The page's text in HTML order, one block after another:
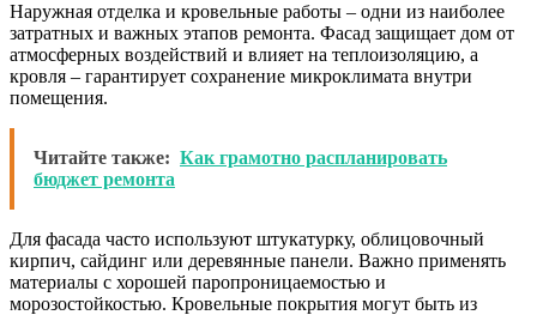
Наружная отделка и кровельные работы – одни из наиболее
затратных и важных этапов ремонта. Фасад защищает дом от
атмосферных воздействий и влияет на теплоизоляцию, а
кровля – гарантирует сохранение микроклимата внутри
помещения.
Читайте также: Как грамотно распланировать
бюджет ремонта
Для фасада часто используют штукатурку, облицовочный
кирпич, сайдинг или деревянные панели. Важно применять
материалы с хорошей паропроницаемостью и
морозостойкостью. Кровельные покрытия могут быть из